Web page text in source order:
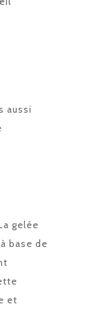
aussi
gelée
base de
et